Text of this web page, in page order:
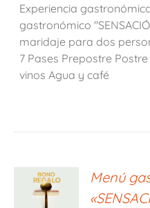
Experiencia
gastronómico
maridaje para dos
7 Pases Prepostre
vinos Agua y café
Menú